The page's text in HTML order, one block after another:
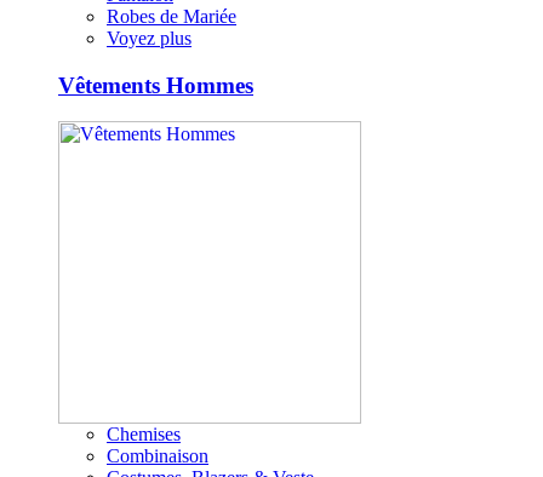
Robes de Mariée
Voyez plus
Vêtements Hommes
Chemises
Combinaison